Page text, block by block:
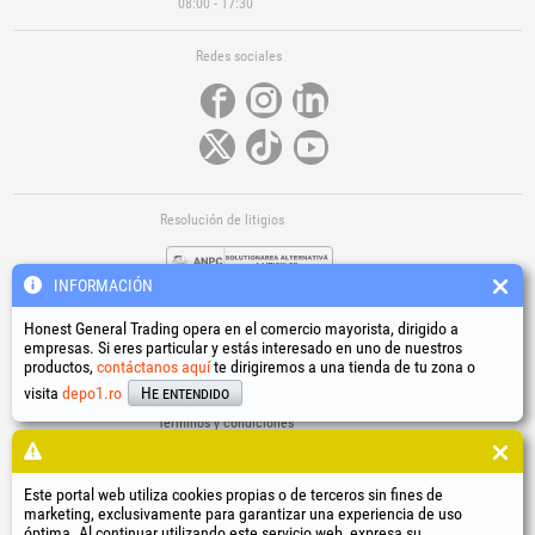
08:00 - 17:30
Redes sociales
Resolución de litigios
Enlaces útiles
Términos y condiciones
Datos de identificación de la empresa
Resolución online de litigios
INFORMACIÓN
Honest General Trading opera en el comercio mayorista, dirigido a
empresas. Si eres particular y estás interesado en uno de nuestros
productos, contáctanos aquíte dirigiremos a una tienda de tu zona o
visita depo1.ro He entendido
Este portal web utiliza cookies propias o de terceros sin fines de
marketing, exclusivamente para garantizar una experiencia de uso